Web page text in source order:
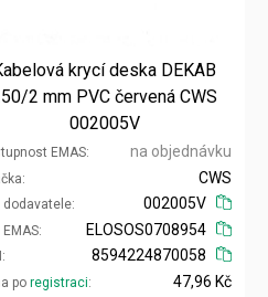
krycí deska DEKAB
2 mm PVC červená CWS
002005V
EMAS na objednávku
dodavatele
CWS
002005V
EMAS
ELOSOS0708954
8594224870058
po registraci
47,96 Kč